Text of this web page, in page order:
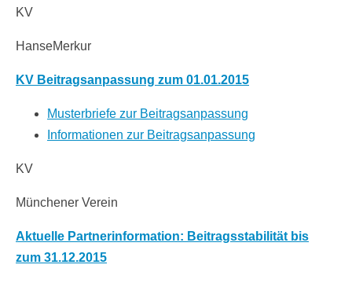
KV
HanseMerkur
KV Beitragsanpassung zum 01.01.2015
Musterbriefe zur Beitragsanpassung
Informationen zur Beitragsanpassung
KV
Münchener Verein
Aktuelle Partnerinformation: Beitragsstabilität bis
zum 31.12.2015